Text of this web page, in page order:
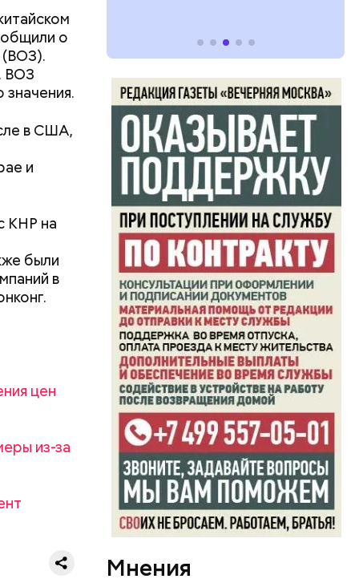
о
(ВОЗ).
ВОЗ
в США,
и
КНР на
были
в
цен
из-за
в
и
от
и даже
Мнения